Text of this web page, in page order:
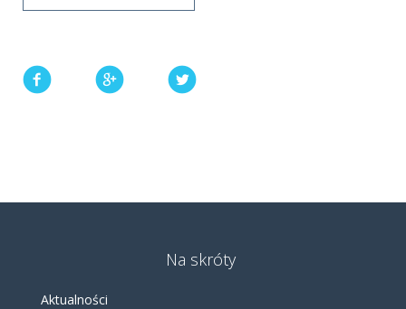
Na skróty
Aktualności